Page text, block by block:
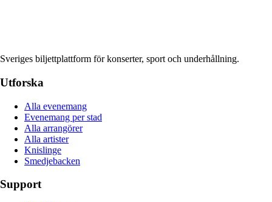
Sveriges biljettplattform för konserter, sport och underhållning.
Utforska
Alla evenemang
Evenemang per stad
Alla arrangörer
Alla artister
Knislinge
Smedjebacken
Support